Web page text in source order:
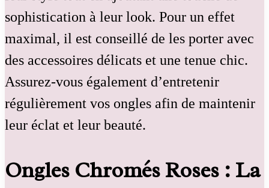
sophistication à leur look. Pour un effet
maximal, il est conseillé de les porter avec
des accessoires délicats et une tenue chic.
Assurez-vous également d’entretenir
régulièrement vos ongles afin de maintenir
leur éclat et leur beauté.
Ongles Chromés Roses : La